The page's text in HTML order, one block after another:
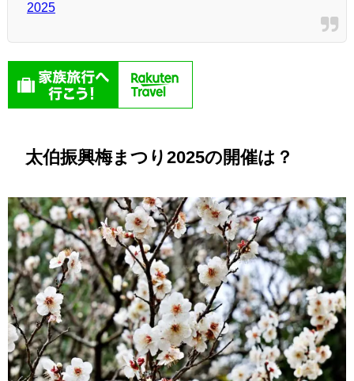
2025
太伯振興梅まつり2025の開催は？